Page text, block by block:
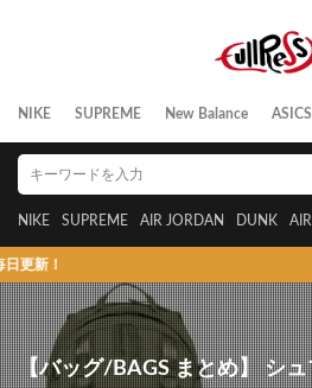
NIKE SUPREME New Balance ASICS
NIKE SUPREME AIR JORDAN DUNK
【バッグ/BAGS まとめ】 シュ